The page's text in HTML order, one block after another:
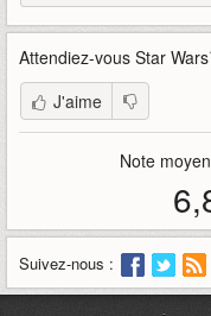
Attendiez-vous Star
J'aime
Note
Suivez-nous :